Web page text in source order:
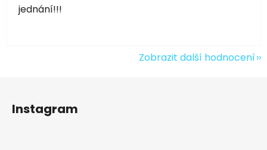
jednání!!!
Zobrazit další hodnocení
Instagram